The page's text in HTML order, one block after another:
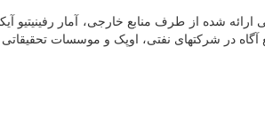
شده از طرف منابع خارجی، آمار رفینیتیو
آگاه در شرکتهای نفتی، اوپک و موسسات